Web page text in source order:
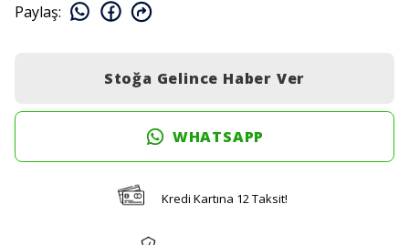
Paylaş:
Stoğa Gelince Haber Ver
WHATSAPP
Kredi Kartına 12 Taksit!